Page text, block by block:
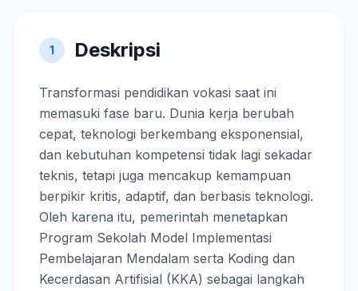
1 Deskripsi
Transformasi pendidikan vokasi saat ini
memasuki fase baru. Dunia kerja berubah
cepat, teknologi berkembang eksponensial,
dan kebutuhan kompetensi tidak lagi sekadar
teknis, tetapi juga mencakup kemampuan
berpikir kritis, adaptif, dan berbasis teknologi.
Oleh karena itu, pemerintah menetapkan
Program Sekolah Model Implementasi
Pembelajaran Mendalam serta Koding dan
Kecerdasan Artifisial (KKA) sebagai langkah